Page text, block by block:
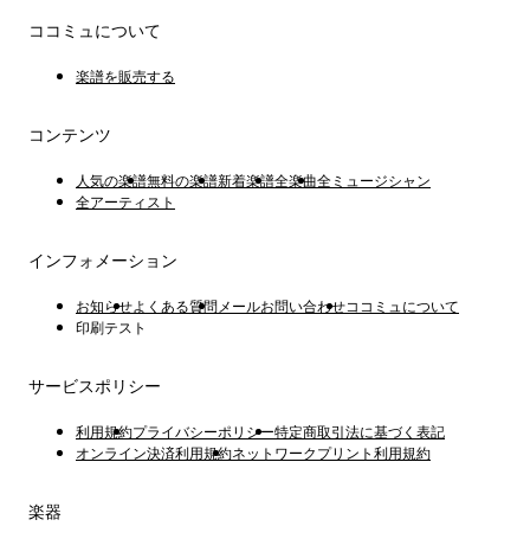
ココミュについて
楽譜を販売する
コンテンツ
人気の楽譜無料の楽譜新着楽譜全楽曲全ミュージシャン
全アーティスト
インフォメーション
お知らせよくある質問 メールお問い合わせココミュについて
印刷テスト
サービスポリシー
利用規約プライバシーポリシー特定商取引法に基づく表記
オンライン決済利用規約ネットワークプリント利用規約
楽器